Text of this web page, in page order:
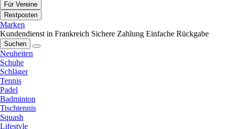
Für Vereine
Restposten
Marken
Kundendienst in Frankreich Sichere Zahlung Einfache Rückgabe
Suchen
Neuheiten
Schuhe
Schläger
Tennis
Padel
Badminton
Tischtennis
Squash
Lifestyle